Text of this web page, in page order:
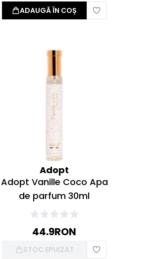
ADAUGĂ ÎN COȘ
Adopt
Adopt Vanille Coco Apa
de parfum 30ml
44.9RON
STOC EPUIZAT